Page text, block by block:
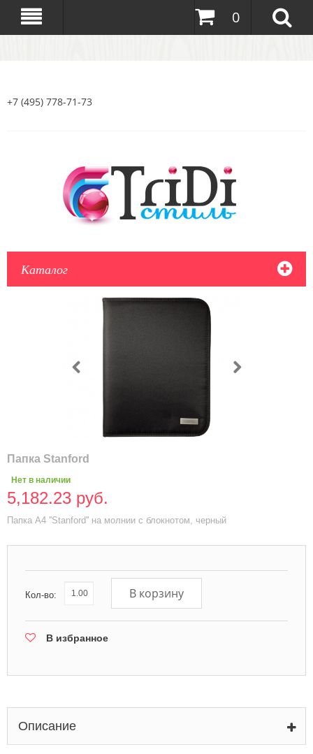
0
+7 (495) 778-71-73
Каталог
Папка Stanford
Нет в наличии
5,182.23 руб.
Папка А4 ''Stanford'' на молнии с блокнотом, черный
Кол-во: В корзину
В избранное
Описание